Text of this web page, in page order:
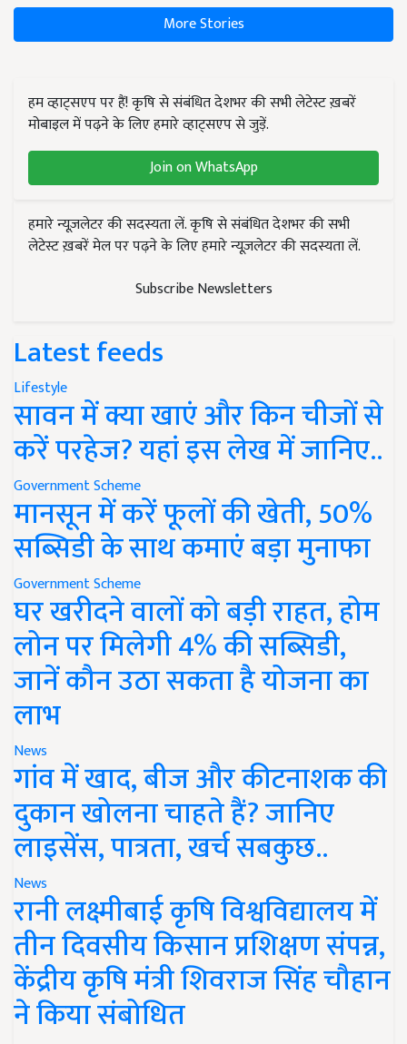
More Stories
हम व्हाट्सएप पर हैं! कृषि से संबंधित देशभर की सभी लेटेस्ट ख़बरें
मोबाइल में पढ़ने के लिए हमारे व्हाट्सएप से जुड़ें.
Join on WhatsApp
हमारे न्यूज़लेटर की सदस्यता लें. कृषि से संबंधित देशभर की सभी
लेटेस्ट ख़बरें मेल पर पढ़ने के लिए हमारे न्यूज़लेटर की सदस्यता लें.
Subscribe Newsletters
Latest feeds
Lifestyle
सावन में क्या खाएं और किन चीजों से
करें परहेज? यहां इस लेख में जानिए..
Government Scheme
मानसून में करें फूलों की खेती, 50%
सब्सिडी के साथ कमाएं बड़ा मुनाफा
Government Scheme
घर खरीदने वालों को बड़ी राहत, होम
लोन पर मिलेगी 4% की सब्सिडी,
जानें कौन उठा सकता है योजना का
लाभ
News
गांव में खाद, बीज और कीटनाशक की
दुकान खोलना चाहते हैं? जानिए
लाइसेंस, पात्रता, खर्च सबकुछ..
News
रानी लक्ष्मीबाई कृषि विश्वविद्यालय में
तीन दिवसीय किसान प्रशिक्षण संपन्न,
केंद्रीय कृषि मंत्री शिवराज सिंह चौहान
ने किया संबोधित